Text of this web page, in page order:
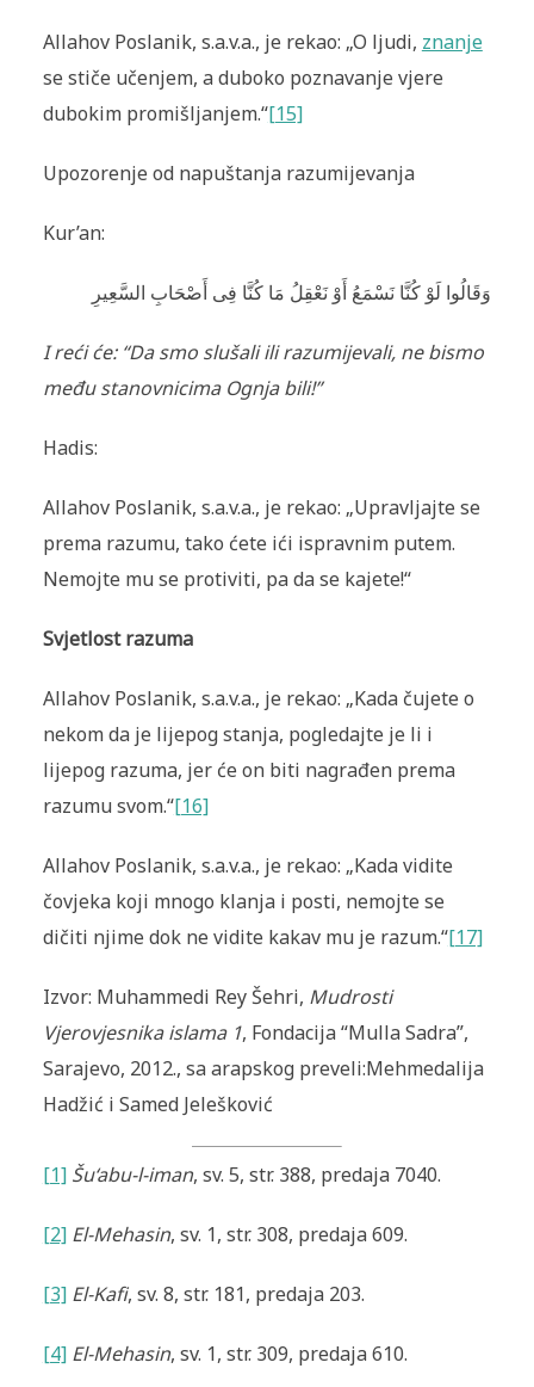
Allahov Poslanik, s.a.v.a., je rekao: „O ljudi, znanje
se stiče učenjem, a duboko poznavanje vjere
dubokim promišljanjem.“[15]
Upozorenje od napuštanja razumijevanja
Kur’an:
I reći će: “Da smo slušali ili razumijevali, ne bismo
među stanovnicima Ognja bili!”
Hadis:
Allahov Poslanik, s.a.v.a., je rekao: „Upravljajte se
prema razumu, tako ćete ići ispravnim putem.
Nemojte mu se protiviti, pa da se kajete!“
Svjetlost razuma
Allahov Poslanik, s.a.v.a., je rekao: „Kada čujete o
nekom da je lijepog stanja, pogledajte je li i
lijepog razuma, jer će on biti nagrađen prema
razumu svom.“[16]
Allahov Poslanik, s.a.v.a., je rekao: „Kada vidite
čovjeka koji mnogo klanja i posti, nemojte se
dičiti njime dok ne vidite kakav mu je razum.“[17]
Izvor: Muhammedi Rey Šehri, Mudrosti
Vjerovjesnika islama 1, Fondacija “Mulla Sadra”,
Sarajevo, 2012., sa arapskog preveli:Mehmedalija
Hadžić i Samed Jelešković
[1] Šu‘abu-l-iman, sv. 5, str. 388, predaja 7040.
[2] El-Mehasin, sv. 1, str. 308, predaja 609.
[3] El-Kafi, sv. 8, str. 181, predaja 203.
[4] El-Mehasin, sv. 1, str. 309, predaja 610.